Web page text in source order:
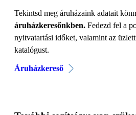
Tekintsd meg áruházaink adatait
áruházkeresőnkben. Fedezd fel a
nyitvatartási időket, valamint az
katalógust.
Áruházkereső